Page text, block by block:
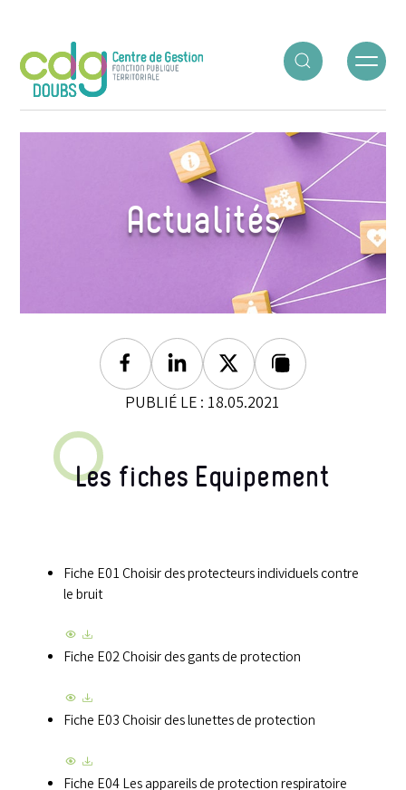
ACCUEIL○LES FICHES EQUIPEMENT
Actualités
FacebookLinkedinTwitterLien copié
PUBLIÉ LE : 18.05.2021
Les fiches Equipement
Fiche E01 Choisir des protecteurs individuels contre
le bruit
Fiche E02 Choisir des gants de protection
Fiche E03 Choisir des lunettes de protection
Fiche E04 Les appareils de protection respiratoire